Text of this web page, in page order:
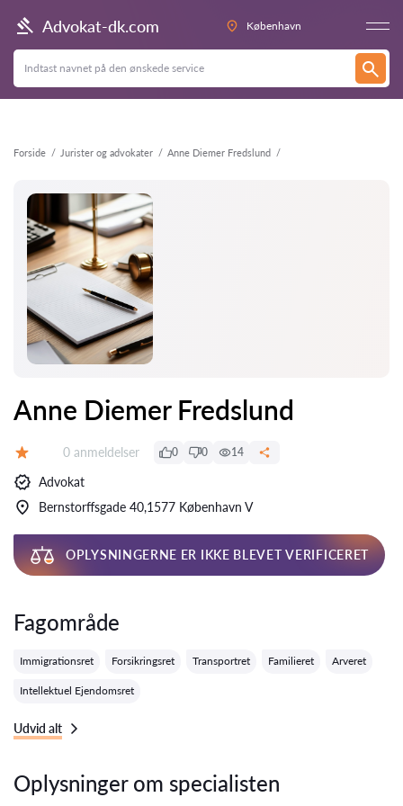
Advokat-dk.com København
Forside Jurister og advokater Anne Diemer Fredslund
Tilbage
Anne Diemer Fredslund
Anmeldelser:
0 anmeldelser 0 0 14
Advokat
Bernstorffsgade 40,1577 København V
OPLYSNINGERNE ER IKKE BLEVET VERIFICERET
Fagområde
Immigrationsret Forsikringsret Transportret Familieret Arveret
Intellektuel Ejendomsret
Udvid alt
Oplysninger om specialisten